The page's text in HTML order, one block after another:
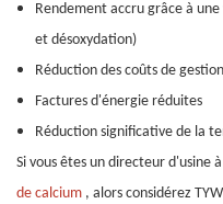
Rendement accru grâce à
et désoxydation)
Réduction des coûts de
Factures d'énergie réduites
Réduction significative de la
Si vous êtes un directeur d'usine
de calcium , alors considérez